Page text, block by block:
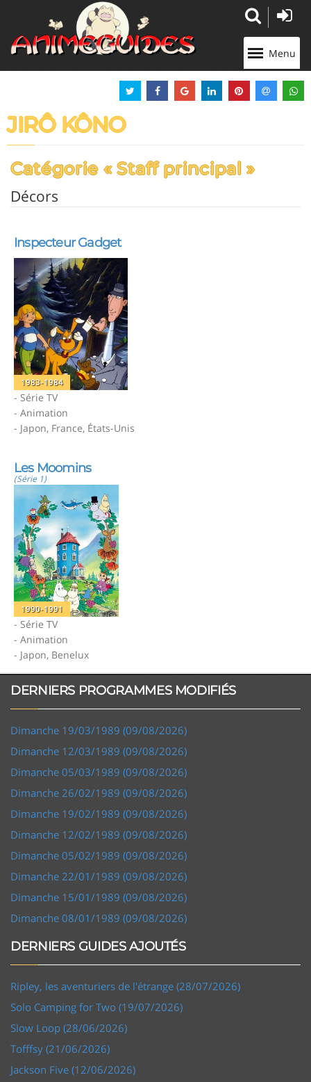
Menu
JIRÔ KÔNO
Catégorie « Staff principal »
Décors
Inspecteur Gadget
1983-1984
- Série TV
- Animation
- Japon, France, États-Unis
Les Moomins
(Série 1)
1990-1991
- Série TV
- Animation
- Japon, Benelux
DERNIERS PROGRAMMES MODIFIÉS
Dimanche 19/03/1989 (09/08/2026)
Dimanche 12/03/1989 (09/08/2026)
Dimanche 05/03/1989 (09/08/2026)
Dimanche 26/02/1989 (09/08/2026)
Dimanche 19/02/1989 (09/08/2026)
Dimanche 12/02/1989 (09/08/2026)
Dimanche 05/02/1989 (09/08/2026)
Dimanche 22/01/1989 (09/08/2026)
Dimanche 15/01/1989 (09/08/2026)
Dimanche 08/01/1989 (09/08/2026)
DERNIERS GUIDES AJOUTÉS
Ripley, les aventuriers de l'étrange (28/07/2026)
Solo Camping for Two (19/07/2026)
Slow Loop (28/06/2026)
Tofffsy (21/06/2026)
Jackson Five (12/06/2026)
Panneau de gestion des cookies